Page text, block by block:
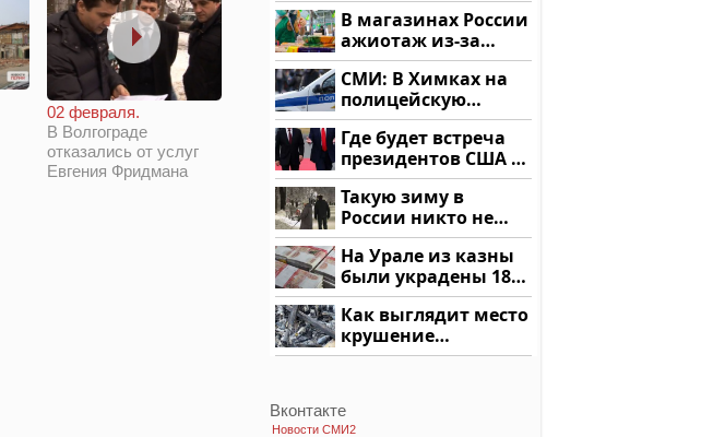
02 февраля.
В Волгограде
отказались от услуг
Евгения Фридмана
В магазинах России
ажиотаж из-за
этого продукта: что
купить?
СМИ: В Химках на
полицейскую
машину напали и
подожгли.
Где будет встреча
президентов США и
России: Европа?
Такую зиму в
России никто не
ждал: как так?!
На Урале из казны
были украдены 18
миллионов рублей
Как выглядит место
крушение
вертолета на
Вконтакте
Новости СМИ2